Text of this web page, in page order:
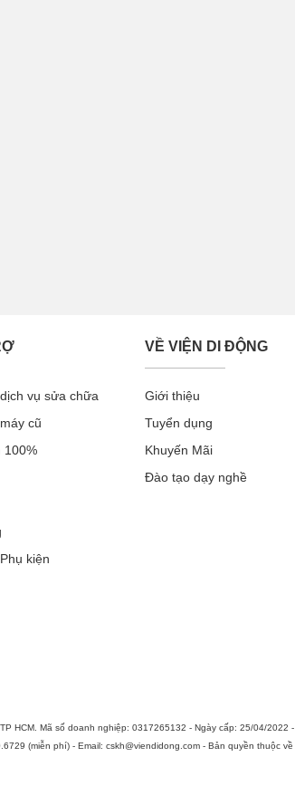
vụ sửa chữa
cũ
100%
kiện
VỀ VIỆN DI ĐỘNG
Giới thiệu
Tuyển dụng
Khuyến Mãi
Đào tạo dạy nghề
HCM. Mã số doanh nghiệp: 0317265132 - Ngày cấp: 25/04/2022 -
(miễn phí) - Email: cskh@viendidong.com - Bản quyền thuộc về